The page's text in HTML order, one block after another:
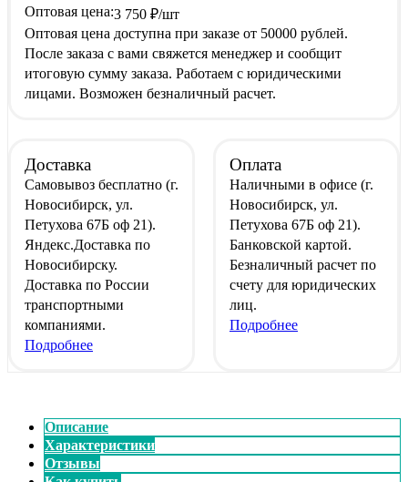
Оптовая цена:3 750 ₽/шт
Оптовая цена доступна при заказе от 50000 рублей.
После заказа с вами свяжется менеджер и сообщит
итоговую сумму заказа. Работаем с юридическими
лицами. Возможен безналичный расчет.
Доставка
Самовывоз бесплатно (г.
Новосибирск, ул.
Петухова 67Б оф 21).
Яндекс.Доставка по
Новосибирску.
Доставка по России
транспортными
компаниями.
Подробнее
Оплата
Наличными в офисе (г.
Новосибирск, ул.
Петухова 67Б оф 21).
Банковской картой.
Безналичный расчет по
счету для юридических
лиц.
Подробнее
Описание
Характеристики
Отзывы